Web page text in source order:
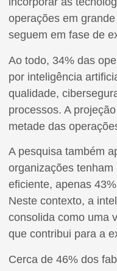
operações em
seguem em fase de
Ao todo, 34% das
por inteligência
qualidade,
processos. A
metade das
A pesquisa também
organizações
eficiente, apenas
Neste contexto, a
consolida como uma
que contribui para a
Cerca de 46% dos